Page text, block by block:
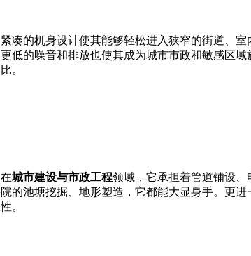
紧凑的机身设计使其能够轻松进入狭窄的街道、
低的噪音和排放也使其成为城市市政和敏感区
。
城市建设与市政工程领域，它承担着管道铺设
的池塘挖掘、地形塑造，它都能大显身手。更进
。